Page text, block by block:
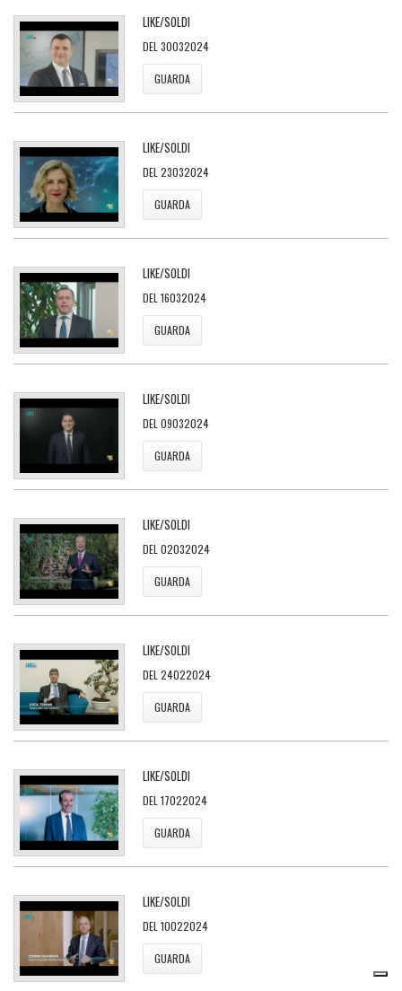
LIKE/SOLDI
DEL 30032024
GUARDA
LIKE/SOLDI
DEL 23032024
GUARDA
LIKE/SOLDI
DEL 16032024
GUARDA
LIKE/SOLDI
DEL 09032024
GUARDA
LIKE/SOLDI
DEL 02032024
GUARDA
LIKE/SOLDI
DEL 24022024
GUARDA
LIKE/SOLDI
DEL 17022024
GUARDA
LIKE/SOLDI
DEL 10022024
GUARDA